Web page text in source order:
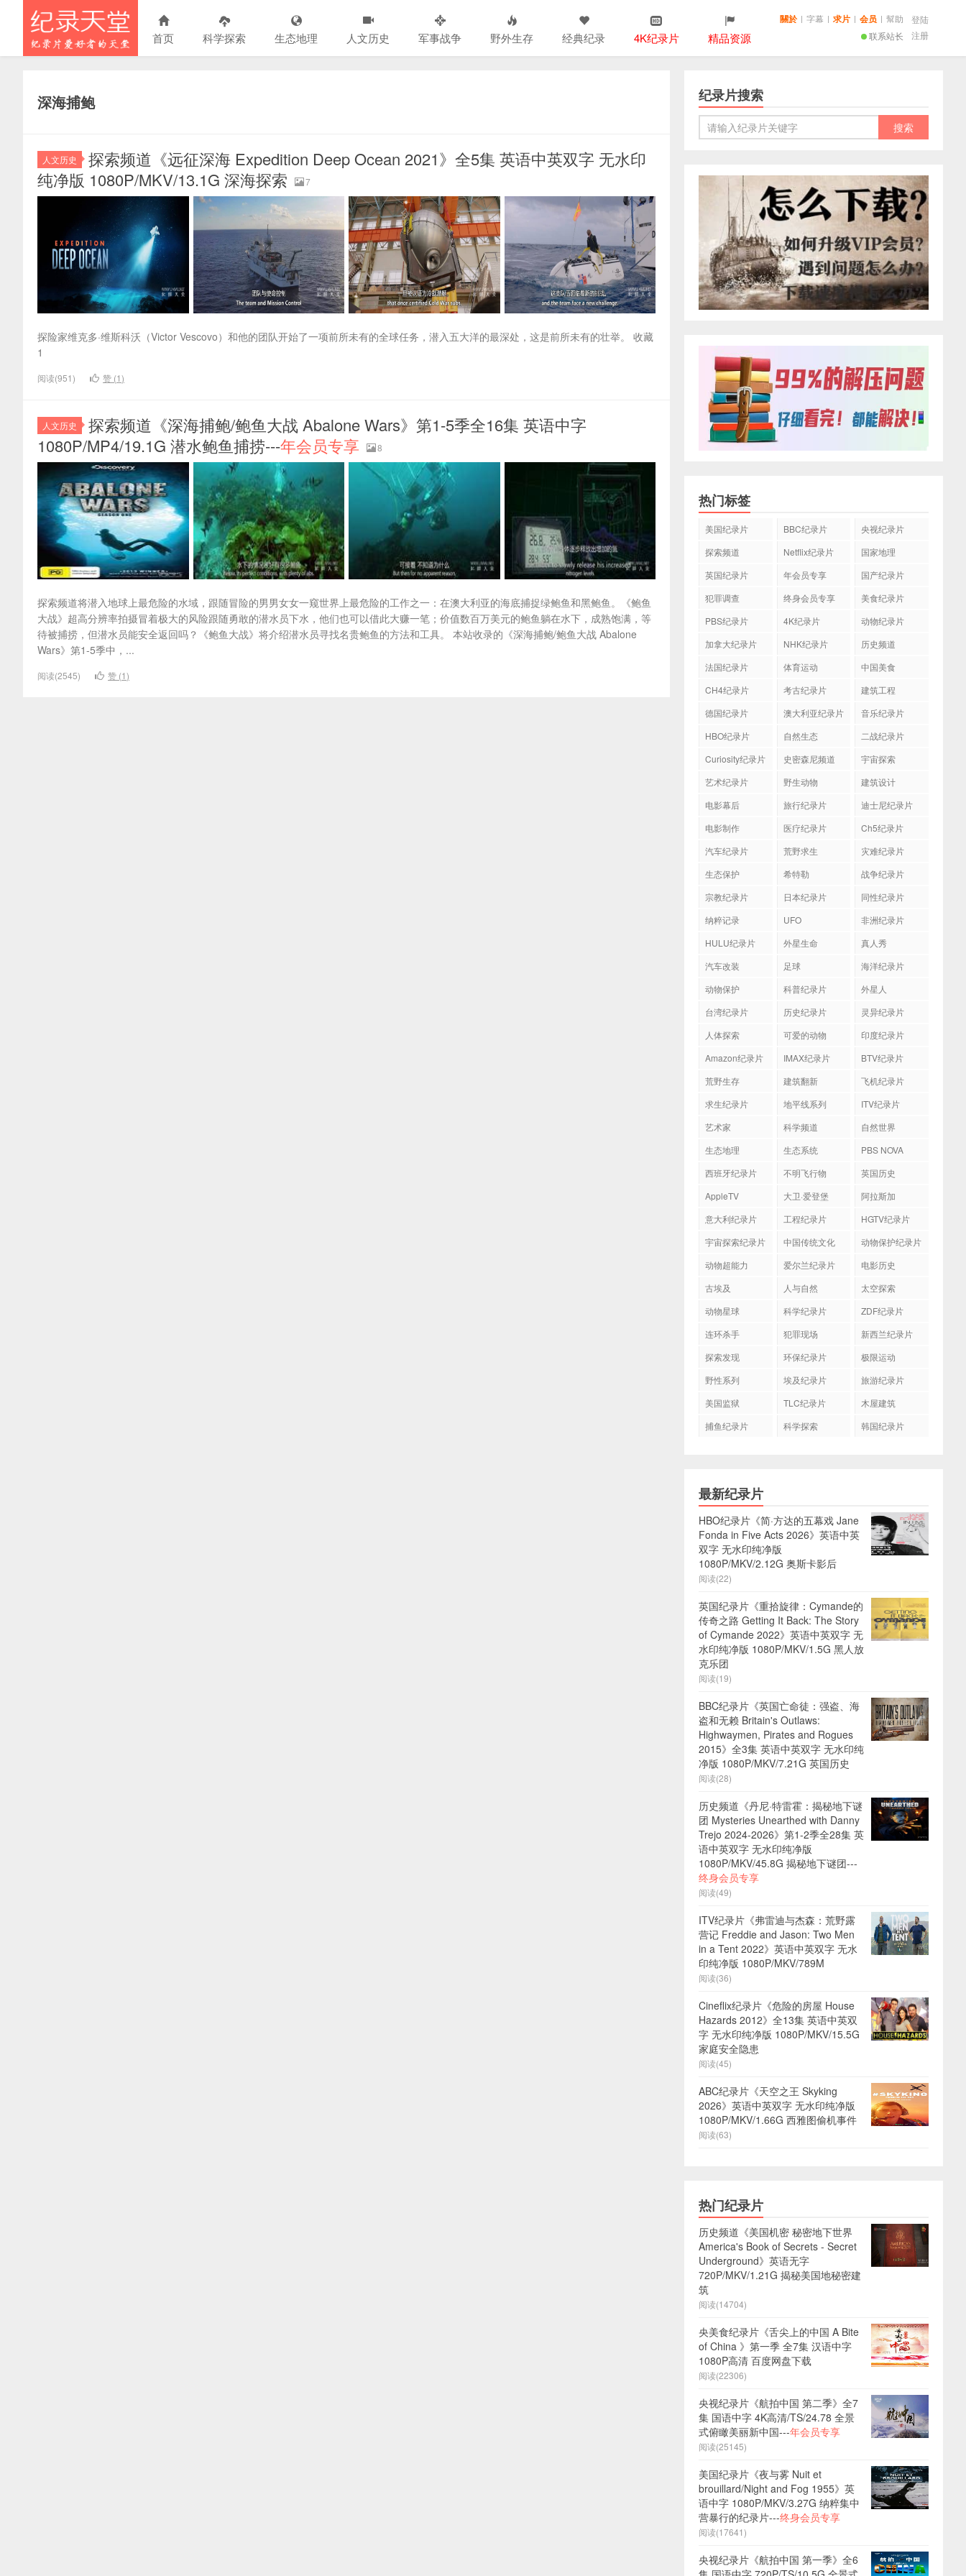
首页 科学探索 生态地理 人文历史 军事战争 野外生存 经典纪录 4K纪录片 精品资源 联系站长
關於 | 字幕 | 求片 | 会员 | 幫助
登陆
注册
深海捕鲍
人文历史
探索频道《远征深海 Expedition Deep Ocean 2021》全5集 英语中英双字 无水印
纯净版 1080P/MKV/13.1G 深海探索
7
探险家维克多·维斯科沃（Victor Vescovo）和他的团队开始了一项前所未有的全球任务，潜入五大洋的最深处，这是前所未有的壮举。 收藏
1
阅读(951) 赞 (1)
人文历史
探索频道《深海捕鲍/鲍鱼大战 Abalone Wars》第1-5季全16集 英语中字
1080P/MP4/19.1G 潜水鲍鱼捕捞---年会员专享 8
探索频道将潜入地球上最危险的水域，跟随冒险的男男女女一窥世界上最危险的工作之一：在澳大利亚的海底捕捉绿鲍鱼和黑鲍鱼。《鲍鱼
大战》超高分辨率拍摄冒着极大的风险跟随勇敢的潜水员下水，他们也可以借此大赚一笔；价值数百万美元的鲍鱼躺在水下，成熟饱满，等
待被捕捞，但潜水员能安全返回吗？《鲍鱼大战》将介绍潜水员寻找名贵鲍鱼的方法和工具。 本站收录的《深海捕鲍/鲍鱼大战 Abalone
Wars》第1-5季中，...
阅读(2545) 赞 (1)
纪录片搜索
热门标签
美国纪录片 BBC纪录片
央视纪录片
探索频道
Netflix纪录片
国家地理
英国纪录片
年会员专享
国产纪录片
犯罪调查
终身会员专享
美食纪录片
PBS纪录片
4K纪录片
动物纪录片
加拿大纪录片
NHK纪录片
历史频道
法国纪录片
体育运动
中国美食
CH4纪录片
考古纪录片
建筑工程
德国纪录片
澳大利亚纪录片
音乐纪录片
HBO纪录片
自然生态
二战纪录片
Curiosity纪录片
史密森尼频道
宇宙探索
艺术纪录片
野生动物
建筑设计
电影幕后
旅行纪录片
迪士尼纪录片
电影制作
医疗纪录片
Ch5纪录片
汽车纪录片
荒野求生
灾难纪录片
生态保护
希特勒
战争纪录片
宗教纪录片
日本纪录片
同性纪录片
纳粹记录
UFO
非洲纪录片
HULU纪录片
外星生命
真人秀
汽车改装
足球
海洋纪录片
动物保护
科普纪录片
外星人
台湾纪录片
历史纪录片
灵异纪录片
人体探索
可爱的动物
印度纪录片
Amazon纪录片
IMAX纪录片
BTV纪录片
荒野生存
建筑翻新
飞机纪录片
求生纪录片
地平线系列
ITV纪录片
艺术家
科学频道
自然世界
生态地理
生态系统
PBS NOVA
西班牙纪录片
不明飞行物
英国历史
AppleTV
大卫·爱登堡
阿拉斯加
意大利纪录片
工程纪录片
HGTV纪录片
宇宙探索纪录片
中国传统文化
动物保护纪录片
动物超能力
爱尔兰纪录片
电影历史
古埃及
人与自然
太空探索
动物星球
科学纪录片
ZDF纪录片
连环杀手
犯罪现场
新西兰纪录片
探索发现
环保纪录片
极限运动
野性系列
埃及纪录片
旅游纪录片
美国监狱
TLC纪录片
木屋建筑
捕鱼纪录片
科学探索 韩国纪录片
最新纪录片
HBO纪录片《简·方达的五幕戏 Jane
Fonda in Five Acts 2026》英语中英
双字 无水印纯净版
1080P/MKV/2.12G 奥斯卡影后
阅读(22)
英国纪录片《重拾旋律：Cymande的
传奇之路 Getting It Back: The Story
of Cymande 2022》英语中英双字 无
水印纯净版 1080P/MKV/1.5G 黑人放
克乐团
阅读(19)
BBC纪录片《英国亡命徒：强盗、海
盗和无赖 Britain's Outlaws:
Highwaymen, Pirates and Rogues
2015》全3集 英语中英双字 无水印纯
净版 1080P/MKV/7.21G 英国历史
阅读(28)
历史频道《丹尼·特雷霍：揭秘地下谜
团 Mysteries Unearthed with Danny
Trejo 2024-2026》第1-2季全28集 英
语中英双字 无水印纯净版
1080P/MKV/45.8G 揭秘地下谜团---
终身会员专享
阅读(49)
ITV纪录片《弗雷迪与杰森：荒野露
营记 Freddie and Jason: Two Men
in a Tent 2022》英语中英双字 无水
印纯净版 1080P/MKV/789M
阅读(36)
Cineflix纪录片《危险的房屋 House
Hazards 2012》全13集 英语中英双
字 无水印纯净版 1080P/MKV/15.5G
家庭安全隐患
阅读(45)
ABC纪录片《天空之王 Skyking
2026》英语中英双字 无水印纯净版
1080P/MKV/1.66G 西雅图偷机事件
阅读(63)
热门纪录片
历史频道《美国机密 秘密地下世界
America's Book of Secrets - Secret
Underground》英语无字
720P/MKV/1.21G 揭秘美国地秘密建
筑
阅读(14704)
央美食纪录片《舌尖上的中国 A Bite
of China 》第一季 全7集 汉语中字
1080P高清 百度网盘下载
阅读(22306)
央视纪录片《航拍中国 第二季》全7
集 国语中字 4K高清/TS/24.78 全景
式俯瞰美丽新中国---年会员专享
阅读(25145)
美国纪录片《夜与雾 Nuit et
brouillard/Night and Fog 1955》英
语中字 1080P/MKV/3.27G 纳粹集中
营暴行的纪录片---终身会员专享
阅读(17641)
央视纪录片《航拍中国 第一季》全6